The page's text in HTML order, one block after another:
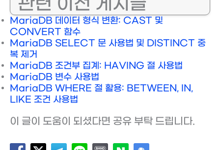
MariaDB 데이터 형식 변환: CAST 및
CONVERT 함수
MariaDB SELECT 문 사용법 및 DISTINCT 중
복 제거
MariaDB 조건부 집계: HAVING 절 사용법
MariaDB 변수 사용법
MariaDB WHERE 절 활용: BETWEEN, IN,
LIKE 조건 사용법
이 글이 도움이 되셨다면 공유 부탁 드립니다.